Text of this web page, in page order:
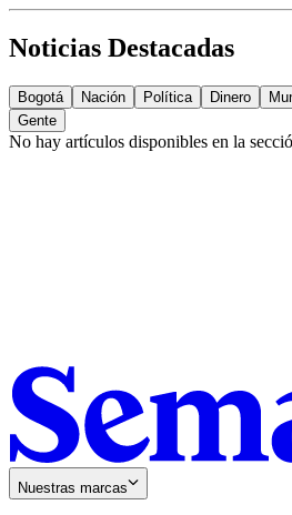
Noticias Destacadas
Bogotá Nación Política Dinero
Gente
No hay artículos disponibles en la
Nuestras marcas